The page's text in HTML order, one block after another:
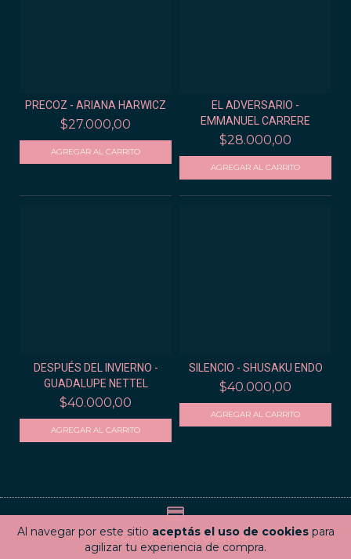
Al navegar por este sitio aceptás el uso de cookiespara
agilizar tu experiencia de compra.
PRECOZ - ARIANA HARWICZ
$27.000,00
EL ADVERSARIO -
EMMANUEL CARRERE
$28.000,00
DESPUÉS DEL INVIERNO -
GUADALUPE NETTEL
$40.000,00
SILENCIO - SHUSAKU ENDO
$40.000,00
PAGÁ COMO QUIERAS